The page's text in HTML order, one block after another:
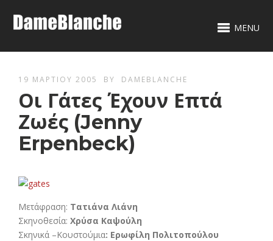
MENU
19 ΜΑΡΤΊΟΥ 2005 BY DAMEBLANCHE
Οι Γάτες Έχουν Επτά
Ζωές (Jenny
Erpenbeck)
Μετάφραση: Τατιάνα Λιάνη
Σκηνοθεσία:Χρύσα Καψούλη
Σκηνικά –Κουστούμια: Ερωφίλη Πολιτοπούλου